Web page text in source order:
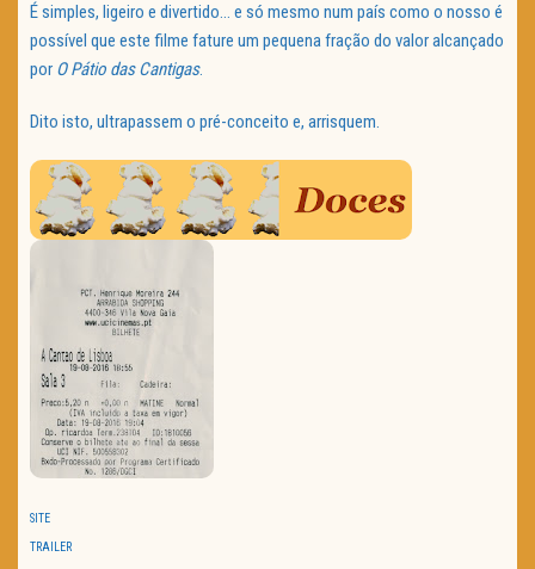
É simples, ligeiro e divertido… e só mesmo num país como o nosso é
possível que este filme fature um pequena fração do valor alcançado
por O Pátio das Cantigas.
Dito isto, ultrapassem o pré-conceito e, arrisquem.
SITE
TRAILER